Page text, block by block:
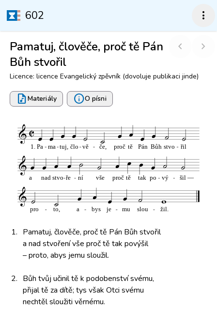
602 more_vert
Pamatuj, člověče, proč tě Pán
Bůh stvořil
chevron_left chevron_right
Licence: licence Evangelický zpěvník (dovoluje publikaci jinde)
audio_fileMateriály infoO písni
1. Pamatuj, člověče, proč tě Pán Bůh stvořil
a nad stvořenívše pročtě tak povýšil
– proto, abys jemu sloužil.
2. Bůh tvůj učinil tě k podobenství svému,
přijal tě za dítě; tys však Otci svému
nechtěl sloužiti věrnému.